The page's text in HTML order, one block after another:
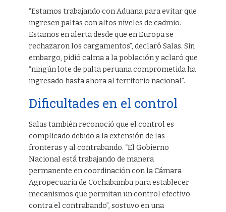
“Estamos trabajando con Aduana para evitar que
ingresen paltas con altos niveles de cadmio.
Estamos en alerta desde que en Europa se
rechazaron los cargamentos”, declaró Salas. Sin
embargo, pidió calma a la población y aclaró que
“ningún lote de palta peruana comprometida ha
ingresado hasta ahora al territorio nacional”.
Dificultades en el control
Salas también reconoció que el control es
complicado debido a la extensión de las
fronteras y al contrabando. “El Gobierno
Nacional está trabajando de manera
permanente en coordinación con la Cámara
Agropecuaria de Cochabamba para establecer
mecanismos que permitan un control efectivo
contra el contrabando”, sostuvo en una